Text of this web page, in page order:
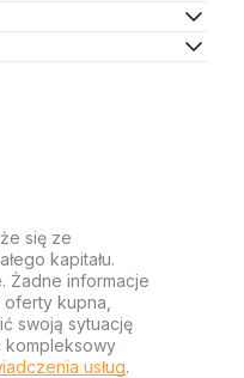
się ze
kapitału.
Żadne informacje
kupna,
swoją sytuację
kompleksowy
usług.